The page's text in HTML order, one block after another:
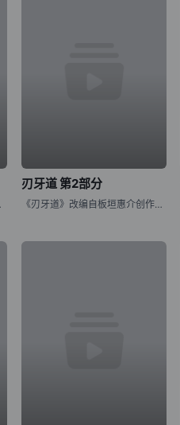
戦のファイターたちは耐
刃牙道 第2部分
《刃牙道》改编自板垣惠介创作的同名漫画，原作于2014年至2018年在《周刊少年Champion》上连载。“地表最强父子大战”落下帷幕后，以刃牙为首的众多身经百战的格斗家陷入了难以忍受的无聊之中。与此